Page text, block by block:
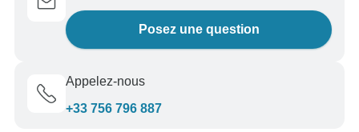
Posez une question
Appelez-nous
+33 756 796 887